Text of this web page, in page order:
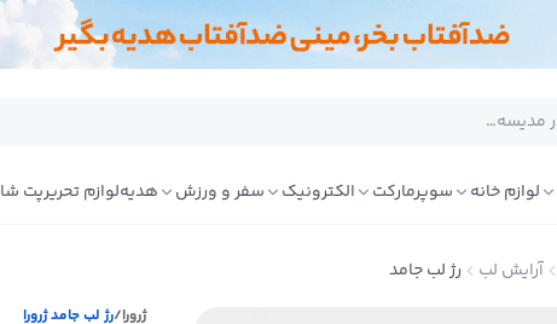
لوازم خانه سوپرمارکت الکترونیک سفر و ورزش هدیهلوازم تحریرپت
آرایش لب رژ لب جامد
ژرورا/رژ لب جامد ژرورا